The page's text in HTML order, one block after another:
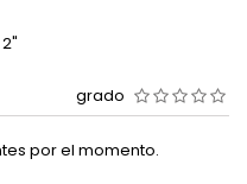
grado
por el momento.